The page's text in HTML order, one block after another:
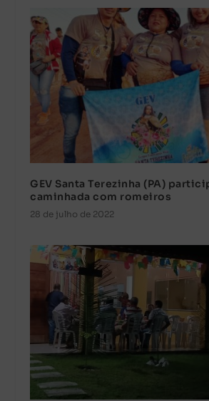
GEV Santa Terezinha (PA)
caminhada com romeiros
28 de julho de 2022